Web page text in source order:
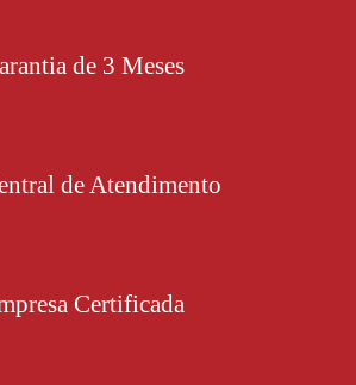
de 3 Meses
de Atendimento
Certificada